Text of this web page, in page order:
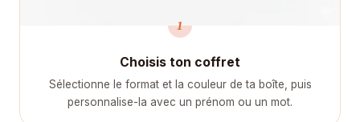
1
Choisis ton coffret
Sélectionne le format et la couleur de ta boîte, puis
personnalise-la avec un prénom ou un mot.